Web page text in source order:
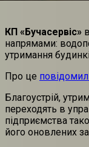
КП «Бучасервіс»
напрямами:
утримання
Про це
Благоустрій,
переходять в
підприємства
його оновлених